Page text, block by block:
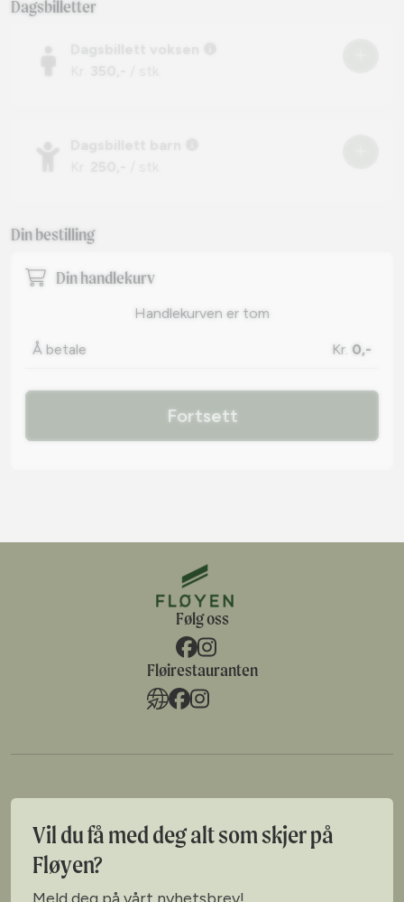
Dagsbilletter
Din bestilling
Din handlekurv
Handlekurven er tom
Å betale Kr. 0,-
Fortsett
Følg oss
Fløirestauranten
Vil du få med deg alt som skjer på
Fløyen?